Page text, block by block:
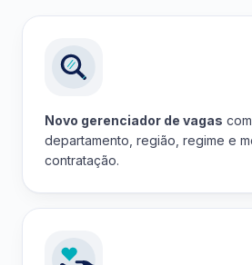
Novo gerenciador de vagas
departamento, região, regime e
contratação.